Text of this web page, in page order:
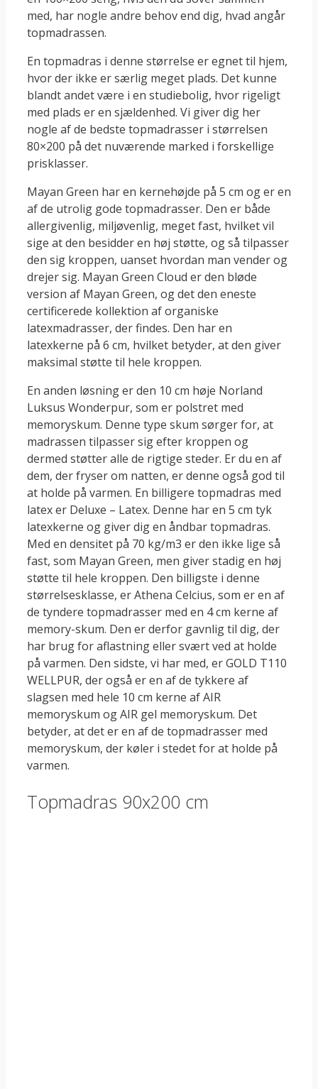
med, har nogle andre behov end dig, hvad angår
topmadrassen.
En topmadras i denne størrelse er egnet til hjem,
hvor der ikke er særlig meget plads. Det kunne
blandt andet være i en studiebolig, hvor rigeligt
med plads er en sjældenhed. Vi giver dig her
nogle af de bedste topmadrasser i størrelsen
80×200 på det nuværende marked i forskellige
prisklasser.
Mayan Green har en kernehøjde på 5 cm og er en
af de utrolig gode topmadrasser. Den er både
allergivenlig, miljøvenlig, meget fast, hvilket vil
sige at den besidder en høj støtte, og så tilpasser
den sig kroppen, uanset hvordan man vender og
drejer sig. Mayan Green Cloud er den bløde
version af Mayan Green, og det den eneste
certificerede kollektion af organiske
latexmadrasser, der findes. Den har en
latexkerne på 6 cm, hvilket betyder, at den giver
maksimal støtte til hele kroppen.
En anden løsning er den 10 cm høje Norland
Luksus Wonderpur, som er polstret med
memoryskum. Denne type skum sørger for, at
madrassen tilpasser sig efter kroppen og
dermed støtter alle de rigtige steder. Er du en af
dem, der fryser om natten, er denne også god til
at holde på varmen. En billigere topmadras med
latex er Deluxe – Latex. Denne har en 5 cm tyk
latexkerne og giver dig en åndbar topmadras.
Med en densitet på 70 kg/m3 er den ikke lige så
fast, som Mayan Green, men giver stadig en høj
støtte til hele kroppen. Den billigste i denne
størrelsesklasse, er Athena Celcius, som er en af
de tyndere topmadrasser med en 4 cm kerne af
memory-skum. Den er derfor gavnlig til dig, der
har brug for aflastning eller svært ved at holde
på varmen. Den sidste, vi har med, er GOLD T110
WELLPUR, der også er en af de tykkere af
slagsen med hele 10 cm kerne af AIR
memoryskum og AIR gel memoryskum. Det
betyder, at det er en af de topmadrasser med
memoryskum, der køler i stedet for at holde på
varmen.
Topmadras 90x200 cm